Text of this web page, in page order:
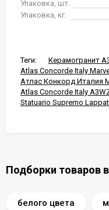
Упаковка, шт.
Упаковка, кг.
Теги:
Керамогранит
Atlas Concorde Italy
Атлас Конкорд Италия
Atlas Concorde Italy
Statuario Supremo
Подборки товаров
белого цвета